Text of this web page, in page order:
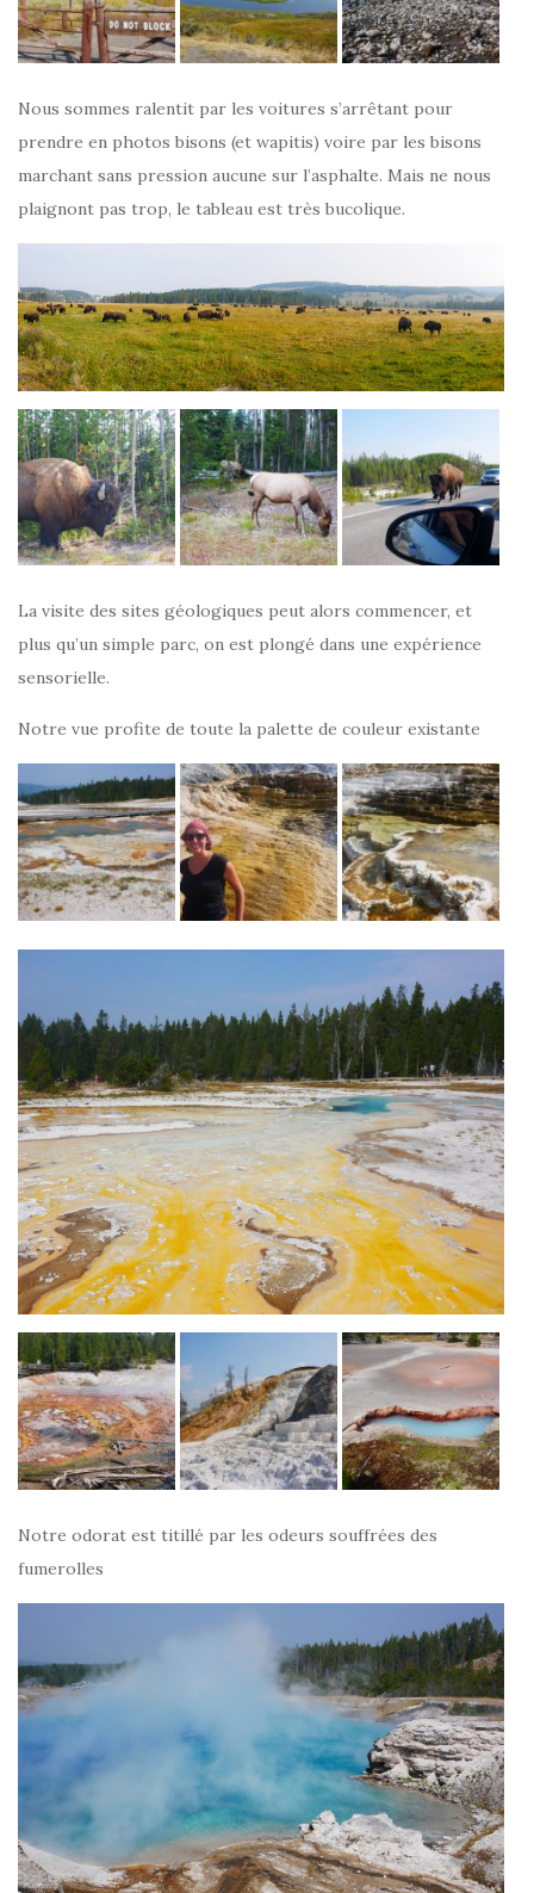
Nous sommes ralentit par les voitures s’arrêtant pour
prendre en photos bisons (et wapitis) voire par les bisons
marchant sans pression aucune sur l’asphalte. Mais ne nous
plaignont pas trop, le tableau est très bucolique.
La visite des sites géologiques peut alors commencer, et
plus qu’un simple parc, on est plongé dans une expérience
sensorielle.
Notre vue profite de toute la palette de couleur existante
Notre odorat est titillé par les odeurs souffrées des
fumerolles